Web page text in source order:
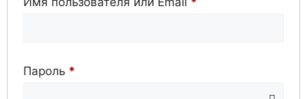
Пароль *